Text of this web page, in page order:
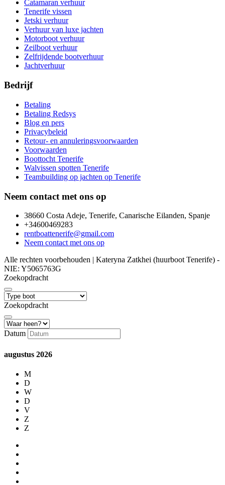
Catamaran verhuur
Tenerife vissen
Jetski verhuur
Verhuur van luxe jachten
Motorboot verhuur
Zeilboot verhuur
Zelfrijdende bootverhuur
Jachtverhuur
Bedrijf
Betaling
Betaling Redsys
Blog en pers
Privacybeleid
Retour- en annuleringsvoorwaarden
Voorwaarden
Boottocht Tenerife
Walvissen spotten Tenerife
Teambuilding op jachten op Tenerife
Neem contact met ons op
38660 Costa Adeje, Tenerife, Canarische Eilanden, Spanje
+34600469283
rentboattenerife@gmail.com
Neem contact met ons op
Alle rechten voorbehouden | Kateryna Zatkhei (huurboot Tenerife) -
NIE: Y5065763G
Zoekopdracht
Zoekopdracht
Datum
augustus 2026
M
D
W
D
V
Z
Z